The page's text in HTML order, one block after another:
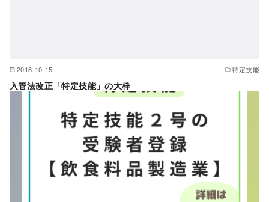
2018-10-15 特定技能
入管法改正「特定技能」の大枠